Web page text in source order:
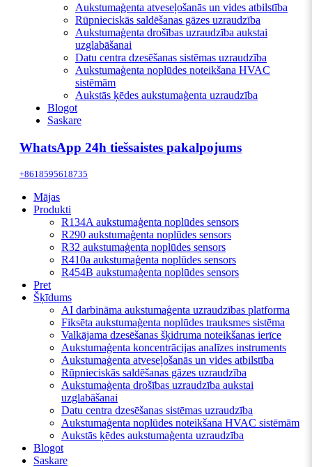
Aukstumaģenta atveseļošanās un vides atbilstība
Rūpnieciskās saldēšanas gāzes uzraudzība
Aukstumaģenta drošības uzraudzība aukstai
uzglabāšanai
Datu centra dzesēšanas sistēmas uzraudzība
Aukstumaģenta noplūdes noteikšana HVAC
sistēmām
Aukstās ķēdes aukstumaģenta uzraudzība
Blogot
Saskare
WhatsApp 24h tiešsaistes pakalpojums
+8618595618735
Mājas
Produkti
R134A aukstumaģenta noplūdes sensors
R290 aukstumaģenta noplūdes sensors
R32 aukstumaģenta noplūdes sensors
R410a aukstumaģenta noplūdes sensors
R454B aukstumaģenta noplūdes sensors
Pret
Šķīdums
AI darbināma aukstumaģenta uzraudzības platforma
Fiksēta aukstumaģenta noplūdes trauksmes sistēma
Valkājama dzesēšanas šķidruma noteikšanas ierīce
Aukstumaģenta koncentrācijas analīzes instruments
Aukstumaģenta atveseļošanās un vides atbilstība
Rūpnieciskās saldēšanas gāzes uzraudzība
Aukstumaģenta drošības uzraudzība aukstai
uzglabāšanai
Datu centra dzesēšanas sistēmas uzraudzība
Aukstumaģenta noplūdes noteikšana HVAC sistēmām
Aukstās ķēdes aukstumaģenta uzraudzība
Blogot
Saskare